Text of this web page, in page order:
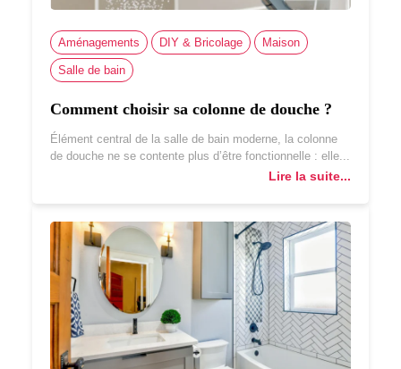
Aménagements DIY & Bricolage Maison
Salle de bain
Comment choisir sa colonne de douche ?
Élément central de la salle de bain moderne, la colonne
de douche ne se contente plus d’être fonctionnelle : elle...
Lire la suite...